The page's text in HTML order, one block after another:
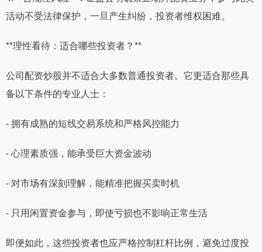
活动不受法律保护，一旦产生纠纷，投资者维权困难。
**理性看待：适合哪些投资者？**
公司配资炒股并不适合大多数普通投资者。它更适合那些具
备以下条件的专业人士：
- 拥有成熟的短线交易系统和严格风控能力
- 心理素质强，能承受巨大资金波动
- 对市场有深刻理解，能精准把握买卖时机
- 只用闲置资金参与，即使亏损也不影响正常生活
即便如此，这些投资者也应严格控制杠杆比例，避免过度投